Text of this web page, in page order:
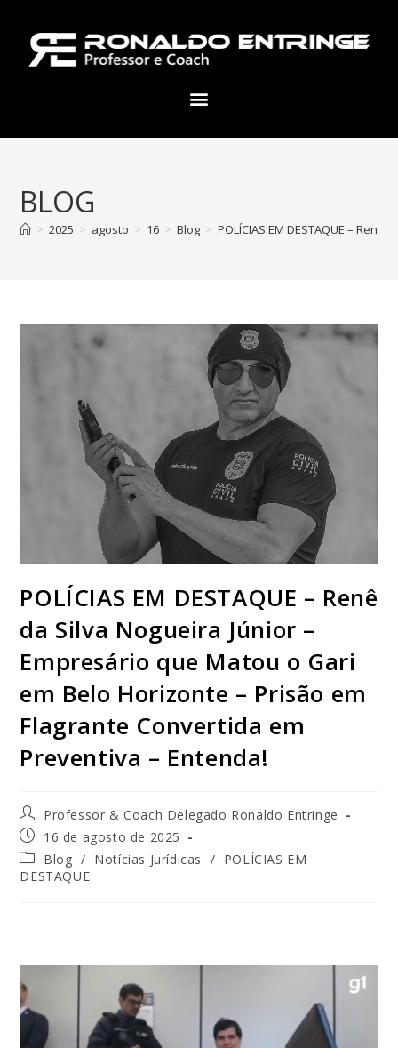
BLOG
> 2025 > agosto > 16 > Blog > POLÍCIAS EM DESTAQUE –
POLÍCIAS EM DESTAQUE – Renê
da Silva Nogueira Júnior –
Empresário que Matou o Gari
em Belo Horizonte – Prisão em
Flagrante Convertida em
Preventiva – Entenda!
Professor & Coach Delegado Ronaldo Entringe
16 de agosto de 2025
Blog / Notícias Jurídicas / POLÍCIAS EM
DESTAQUE